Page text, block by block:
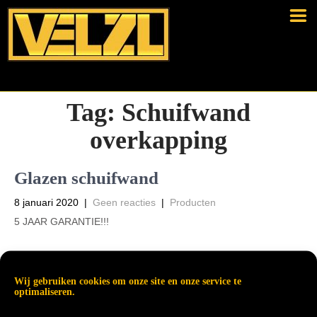
Wij gebruiken cookies om onze site en onze service te
optimaliseren.
Tag: Schuifwand
overkapping
Glazen schuifwand
8 januari 2020 | Geen reacties | Producten
5 JAAR GARANTIE!!!
Read More →